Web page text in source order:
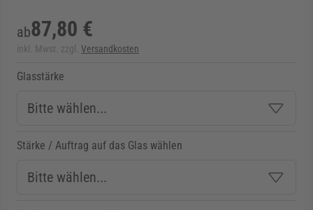
ab87,80 €
inkl. Mwst. zzgl. Versandkosten
Glasstärke
Stärke / Auftrag auf das Glas wählen